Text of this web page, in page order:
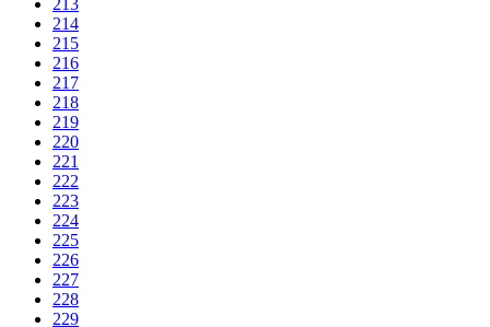
214
215
216
217
218
219
220
221
222
223
224
225
226
227
228
229